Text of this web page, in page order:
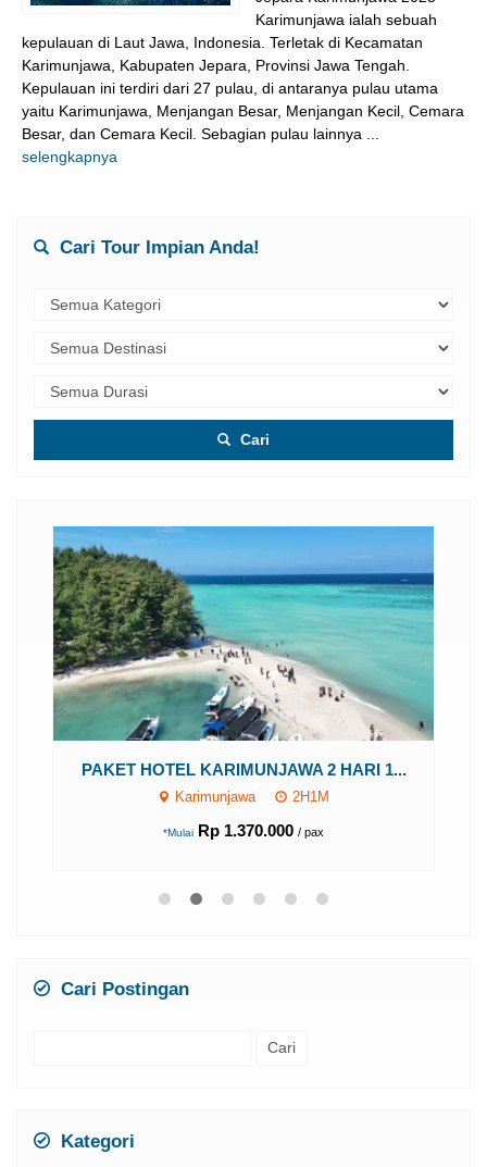
Karimunjawa ialah sebuah
kepulauan di Laut Jawa, Indonesia. Terletak di Kecamatan
Karimunjawa, Kabupaten Jepara, Provinsi Jawa Tengah.
Kepulauan ini terdiri dari 27 pulau, di antaranya pulau utama
yaitu Karimunjawa, Menjangan Besar, Menjangan Kecil, Cemara
Besar, dan Cemara Kecil. Sebagian pulau lainnya ...
selengkapnya
Cari Tour Impian Anda!
Cari
PAKET HOTEL KARIMUNJAWA 2 HARI 1...
Karimunjawa 2H1M
*Mulai Rp 1.370.000 / pax
Cari Postingan
Kategori